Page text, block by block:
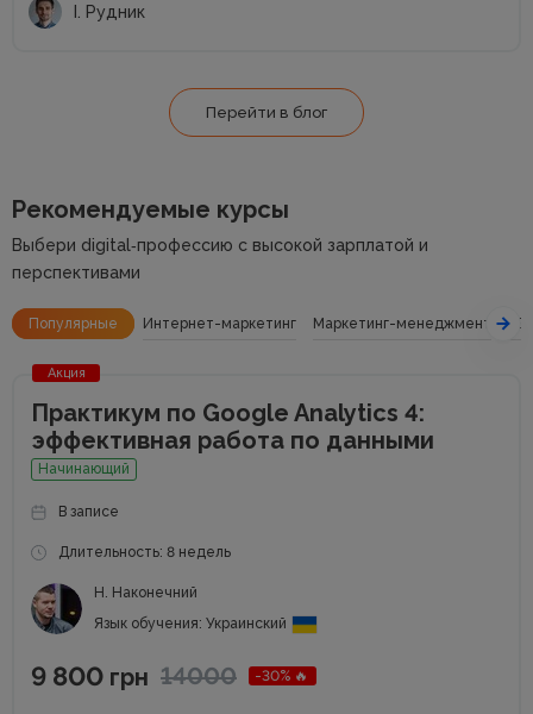
І. Рудник
Перейти в блог
Рекомендуемые курсы
Выбери digital‑профессию с высокой зарплатой и
перспективами
Популярные Интернет-маркетинг Маркетинг-менеджмент
Акция
Практикум по Google Analytics 4:
эффективная работа по данными
Начинающий
В записе
Длительность: 8 недель
Н. Наконечний
Язык обучения: Украинский
9 800 грн 14000 -30% 🔥